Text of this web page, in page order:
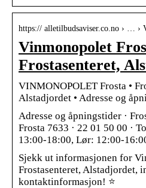
https:// alletilbudsaviser.co.no › … ›
Vinmonopolet
Frostasenteret,
VINMONOPOLET Frosta •
Alstadjordet • Adresse og
Adresse og åpningstider ·
Frosta 7633 · 22 01 50 00 ·
13:00-18:00, Lør: 12:00-
Sjekk ut informasjonen for
Frostasenteret, Alstadjordet,
kontaktinformasjon! ⭐